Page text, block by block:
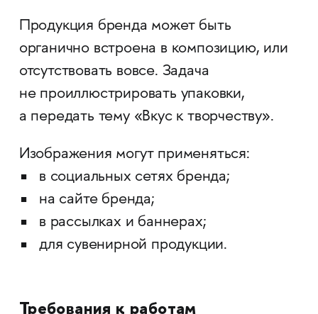
Продукция бренда может быть
органично встроена в композицию, или
отсутствовать вовсе. Задача
не проиллюстрировать упаковки,
а передать тему «Вкус к творчеству».
Изображения могут применяться:
в социальных сетях бренда;
на сайте бренда;
в рассылках и баннерах;
для сувенирной продукции.
Требования к работам